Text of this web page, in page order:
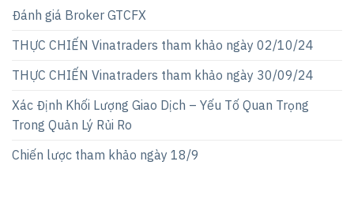
Đánh giá Broker GTCFX
THỰC CHIẾN Vinatraders tham khảo ngày 02/10/24
THỰC CHIẾN Vinatraders tham khảo ngày 30/09/24
Xác Định Khối Lượng Giao Dịch – Yếu Tố Quan Trọng
Trong Quản Lý Rủi Ro
Chiến lược tham khảo ngày 18/9